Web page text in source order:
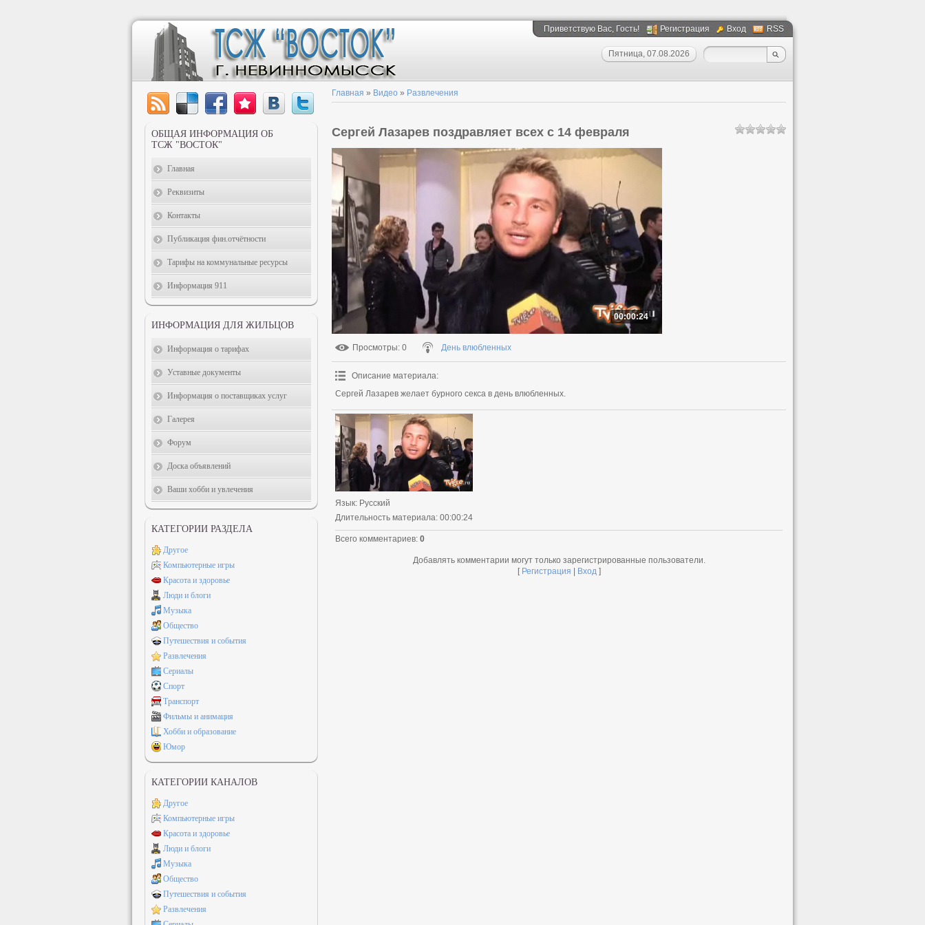
Приветствую Вас, Гость! Регистрация Вход RSS
Пятница, 07.08.2026
Главная » Видео » Развлечения
Сергей Лазарев поздравляет всех с 14 февраля
00:00:24
Просмотры: 0 День влюбленных
Описание материала:
Сергей Лазарев желает бурного секса в день влюбленных.
Язык: Русский
Длительность материала: 00:00:24
Всего комментариев: 0
Добавлять комментарии могут только зарегистрированные пользователи.
[ Регистрация | Вход ]
ОБЩАЯ ИНФОРМАЦИЯ ОБ
ТСЖ "ВОСТОК"
Главная
Реквизиты
Контакты
Публикация фин.отчётности
Тарифы на коммунальные ресурсы
Информация 911
ИНФОРМАЦИЯ ДЛЯ ЖИЛЬЦОВ
Информация о тарифах
Уставные документы
Информация о поставщиках услуг
Галерея
Форум
Доска объявлений
Ваши хобби и увлечения
КАТЕГОРИИ РАЗДЕЛА
Другое
Компьютерные игры
Красота и здоровье
Люди и блоги
Музыка
Общество
Путешествия и события
Развлечения
Сериалы
Спорт
Транспорт
Фильмы и анимация
Хобби и образование
Юмор
КАТЕГОРИИ КАНАЛОВ
Другое
Компьютерные игры
Красота и здоровье
Люди и блоги
Музыка
Общество
Путешествия и события
Развлечения